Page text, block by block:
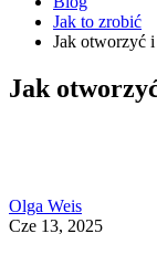
Jak to zrobić
Jak otworzyć
Jak
Olga Weis
Cze 13, 2025